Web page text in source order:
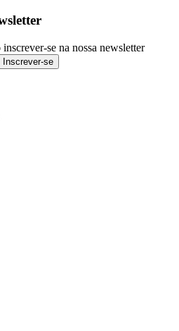
se na nossa newsletter
Inscrever-se